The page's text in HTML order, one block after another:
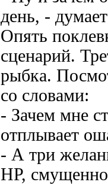
день, -
Опять
сценарий.
рыбка.
со словами:
- Зачем мне
отплывает
- А три
НР,